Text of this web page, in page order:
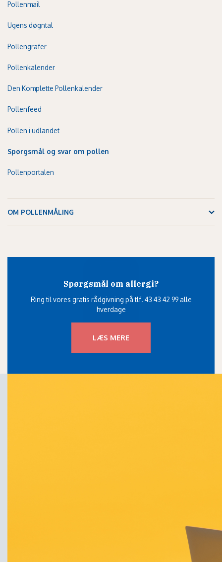
Pollenmail
Ugens døgntal
Pollengrafer
Pollenkalender
Den Komplette Pollenkalender
Pollenfeed
Pollen i udlandet
Spørgsmål og svar om pollen
Pollenportalen
OM POLLENMÅLING
Spørgsmål om allergi?
Ring til vores gratis rådgivning på tlf. 43 43 42 99 alle
hverdage
LÆS MERE